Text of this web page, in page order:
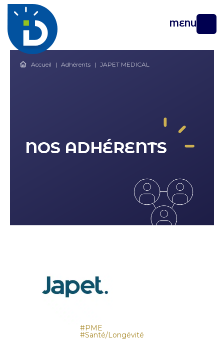
MENU
Accueil | Adhérents | JAPET MEDICAL
NOS ADHÉRENTS
Type de structure
PME
Ambition
Santé/Longévité